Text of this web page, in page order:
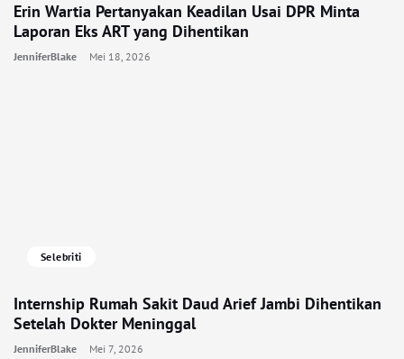
Erin Wartia Pertanyakan Keadilan Usai DPR Minta
Laporan Eks ART yang Dihentikan
JenniferBlake Mei 18, 2026
Selebriti
Internship Rumah Sakit Daud Arief Jambi Dihentikan
Setelah Dokter Meninggal
JenniferBlake Mei 7, 2026